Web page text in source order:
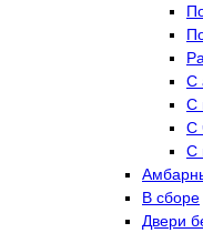
С
С
С
С
В сборе
Двери